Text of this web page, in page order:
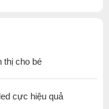
thị cho bé
cực hiệu quả